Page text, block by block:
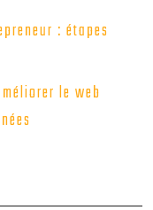
: étapes
le web